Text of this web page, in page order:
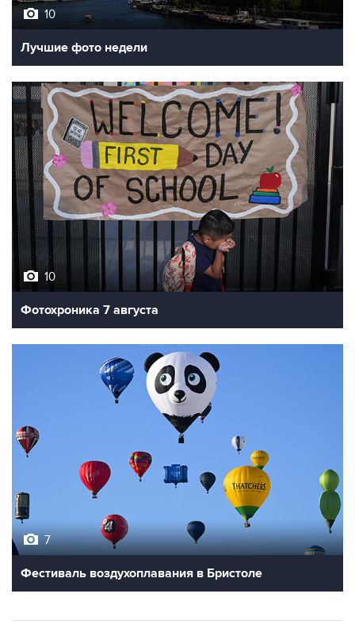
10
Лучшие фото недели
10
Фотохроника 7 августа
7
Фестиваль воздухоплавания в Бристоле